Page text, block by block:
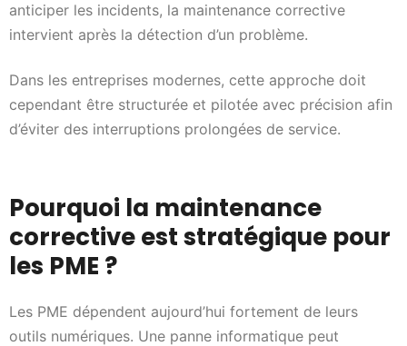
anticiper les incidents, la maintenance corrective
intervient après la détection d’un problème.
Dans les entreprises modernes, cette approche doit
cependant être structurée et pilotée avec précision afin
d’éviter des interruptions prolongées de service.
Pourquoi la maintenance
corrective est stratégique pour
les PME ?
Les PME dépendent aujourd’hui fortement de leurs
outils numériques. Une panne informatique peut